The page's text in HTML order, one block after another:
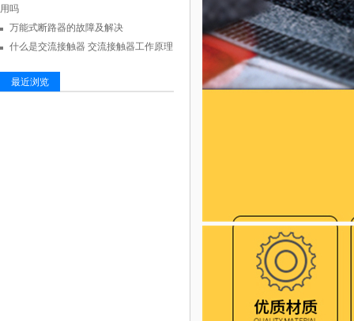
用吗
万能式断路器的故障及解决
什么是交流接触器 交流接触器工作原理
最近浏览